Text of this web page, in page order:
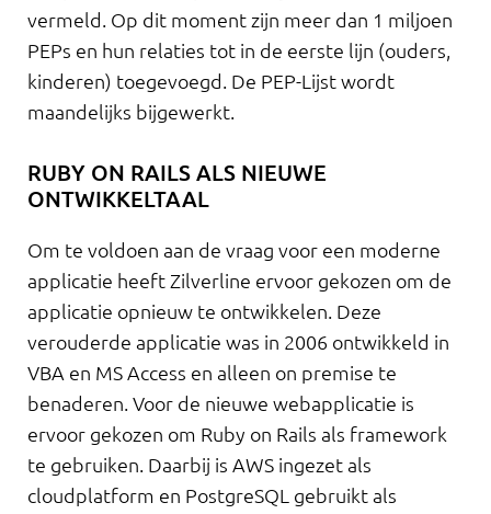
vermeld. Op dit moment zijn meer dan 1 miljoen
PEPs en hun relaties tot in de eerste lijn (ouders,
kinderen) toegevoegd. De PEP-Lijst wordt
maandelijks bijgewerkt.
RUBY ON RAILS ALS NIEUWE
ONTWIKKELTAAL
Om te voldoen aan de vraag voor een moderne
applicatie heeft Zilverline ervoor gekozen om de
applicatie opnieuw te ontwikkelen. Deze
verouderde applicatie was in 2006 ontwikkeld in
VBA en MS Access en alleen on premise te
benaderen. Voor de nieuwe webapplicatie is
ervoor gekozen om Ruby on Rails als framework
te gebruiken. Daarbij is AWS ingezet als
cloudplatform en PostgreSQL gebruikt als